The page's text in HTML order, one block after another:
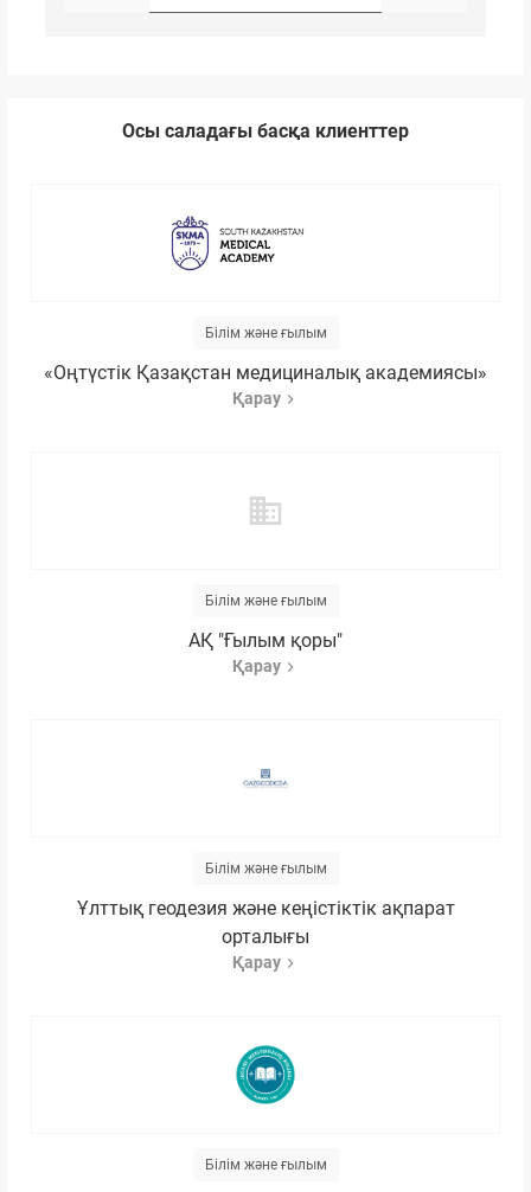
Осы саладағы басқа клиенттер
Білім және ғылым
«Оңтүстік Қазақстан медициналық академиясы»
Қарау
Білім және ғылым
АҚ "Ғылым қоры"
Қарау
Білім және ғылым
Ұлттық геодезия және кеңістіктік ақпарат
орталығы
Қарау
Білім және ғылым